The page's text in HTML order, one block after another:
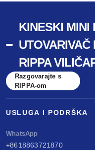
KINESKI MINI
RIPPA
Razgovarajte s
RIPPA-om
USLUGA I PODRŠKA
WhatsApp
+8618863721870